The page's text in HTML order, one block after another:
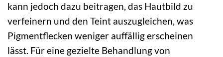
kann jedoch dazu beitragen, das Hautbild zu
verfeinern und den Teint auszugleichen, was
Pigmentflecken weniger auffällig erscheinen
lässt. Für eine gezielte Behandlung von